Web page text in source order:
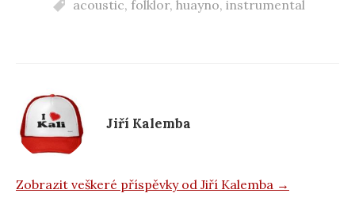
e
o
k
acoustic, folklor, huayno, instrumental
Jiří Kalemba
Zobrazit veškeré příspěvky od Jiří Kalemba →